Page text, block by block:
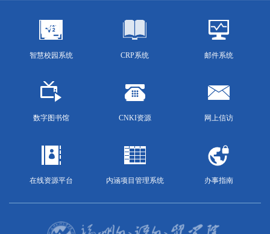
智慧校园系统 CRP系统 邮件系统
数字图书馆 CNKI资源 网上信访
在线资源平台 内涵项目管理系统 办事指南